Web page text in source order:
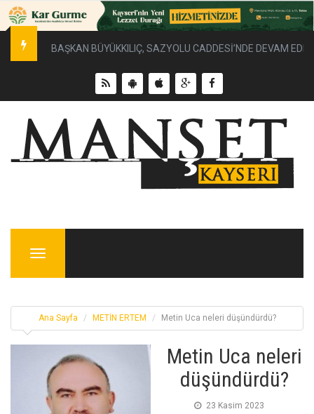
BAŞKAN BÜYÜKKILIÇ, SAZYOLU CADDESİ’NDE DEVAM
Menu
Ana Sayfa METİN ERTEM Metin Uca neleri düşündürdü?
Metin Uca neleri
düşündürdü?
23 Kasim 2023